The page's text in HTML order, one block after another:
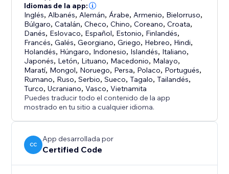
Idiomas de la app:
Inglés, Albanés, Alemán, Árabe, Armenio, Bielorruso,
Búlgaro,Catalán,Checo,Chino,Coreano,Croata,
Danés, Eslovaco, Español, Estonio, Finlandés,
Francés,Galés,Georgiano,Griego, Hebreo, Hindi,
Holandés, Húngaro, Indonesio, Islandés, Italiano,
Japonés, Letón, Lituano, Macedonio, Malayo,
Maratí, Mongol, Noruego, Persa, Polaco, Portugués,
Rumano, Ruso,Serbio,Sueco,Tagalo,Tailandés,
Turco,Ucraniano,Vasco,Vietnamita
Puedes traducir todo el contenido de la app
mostrado en tu sitio a cualquier idioma.
CC
App desarrollada por
Certified Code